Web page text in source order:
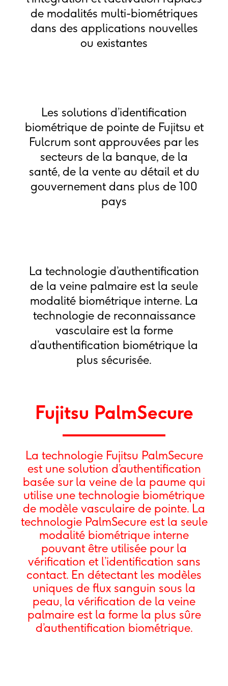
de modalités multi-biométriques
dans des applications nouvelles
ou existantes
Les solutions d’identification
biométrique de pointe de Fujitsu et
Fulcrum sont approuvées par les
secteurs de la banque, de la
santé, de la vente au détail et du
gouvernement dans plus de 100
pays
La technologie d’authentification
de la veine palmaire est la seule
modalité biométrique interne. La
technologie de reconnaissance
vasculaire est la forme
d’authentification biométrique la
plus sécurisée.
Fujitsu PalmSecure
La technologie Fujitsu PalmSecure
est une solution d’authentification
basée sur la veine de la paume qui
utilise une technologie biométrique
de modèle vasculaire de pointe. La
technologie PalmSecure est la seule
modalité biométrique interne
pouvant être utilisée pour la
vérification et l’identification sans
contact. En détectant les modèles
uniques de flux sanguin sous la
peau, la vérification de la veine
palmaire est la forme la plus sûre
d’authentification biométrique.